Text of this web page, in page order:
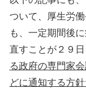
ついて、厚生労
も、一定期間後
直すことが２９日
る政府の専門家
どに通知する方